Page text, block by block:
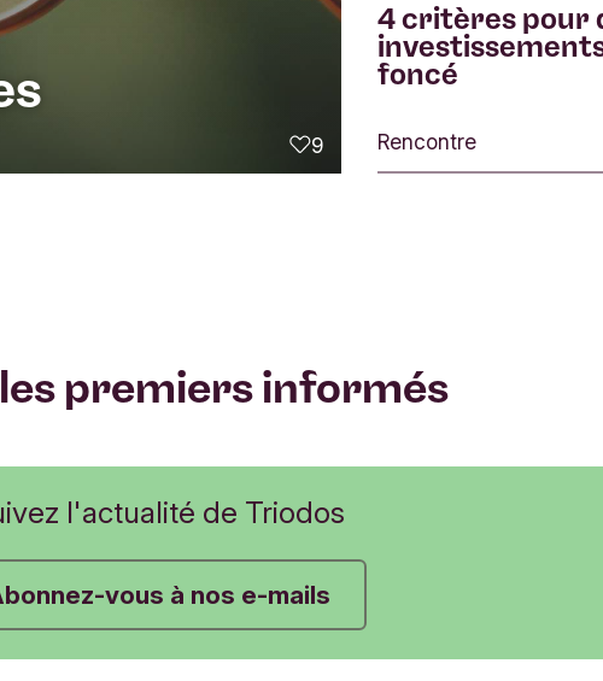
9
j'aime
4 critères pour
foncé
Rencontre
premiers informés
l'actualité de Triodos
vous à nos e-mails